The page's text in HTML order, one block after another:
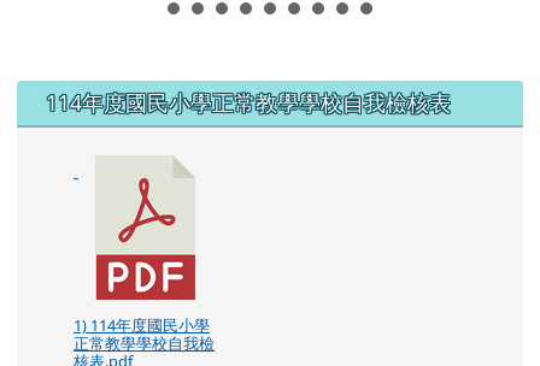
左邊區域內容
114年度國民小學正常教學學校自我檢核表
1) 114年度國民小學
正常教學學校自我檢
核表.pdf